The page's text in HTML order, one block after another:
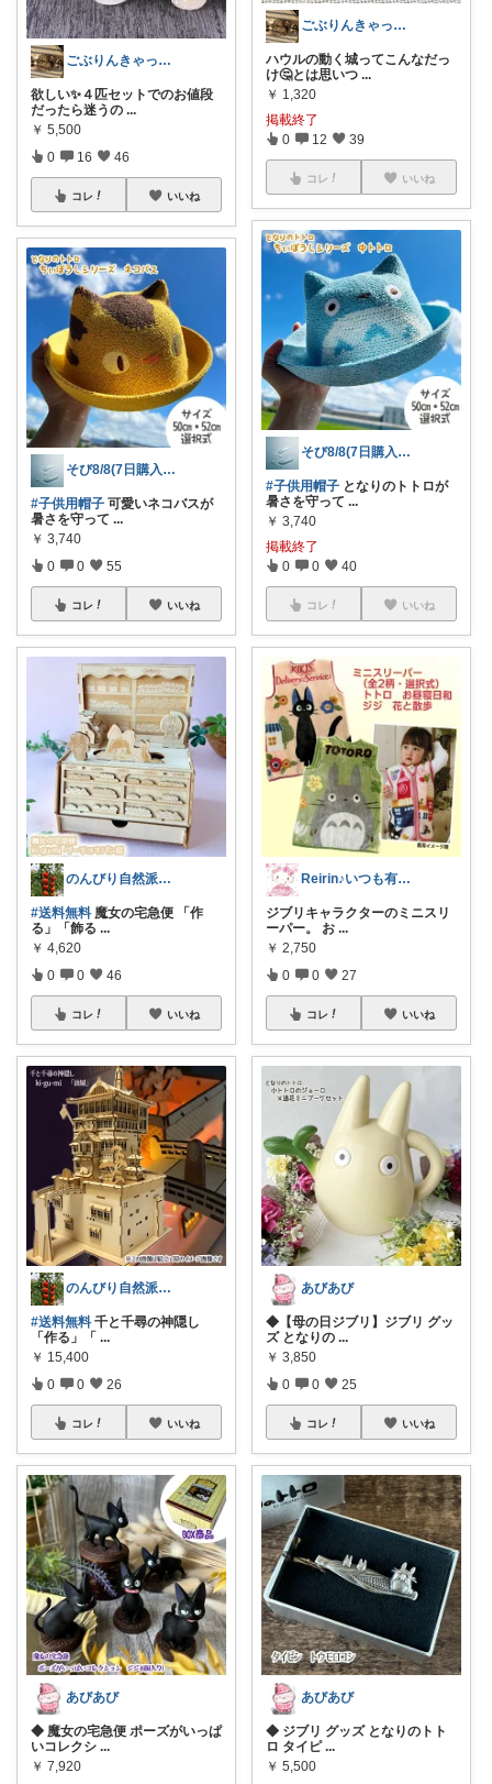
ごぶりんきゃっと@感謝(*≧▽≦*)ゞ
欲しい✨４匹セットでのお値段
だったら迷うの ...
￥ 5,500
0 16 46
コレ いいね
そび8/8(7日購入感謝です末広がり㊗
#子供用帽子 可愛いネコバスが
暑さを守って ...
￥ 3,740
0 0 55
コレ いいね
のんびり自然派生活@お返し遅れてます😭
#送料無料 魔女の宅急便 「作
る」「飾る ...
￥ 4,620
0 0 46
コレ いいね
のんびり自然派生活@お返し遅れてます😭
#送料無料 千と千尋の神隠し
「作る」「 ...
￥ 15,400
0 0 26
コレ いいね
あびあび
◆ 魔女の宅急便 ポーズがいっぱ
いコレクシ ...
￥ 7,920
ごぶりんきゃっと@感謝(*≧▽≦*)ゞ
ハウルの動く城ってこんなだっ
け🤔とは思いつ ...
￥ 1,320
掲載終了
0 12 39
コレ いいね
そび8/8(7日購入感謝です末広がり㊗
#子供用帽子 となりのトトロが
暑さを守って ...
￥ 3,740
掲載終了
0 0 40
コレ いいね
Reirin♪いつも有難うございます😊
ジブリキャラクターのミニスリ
ーパー。 お ...
￥ 2,750
0 0 27
コレ いいね
あびあび
◆【母の日ジブリ】ジブリ グッ
ズ となりの ...
￥ 3,850
0 0 25
コレ いいね
あびあび
◆ ジブリ グッズ となりのトト
ロ タイピ ...
￥ 5,500